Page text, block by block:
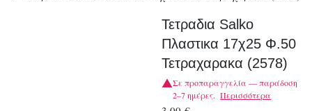
Τετραδια Salko
Πλαστικα 17χ25 Φ.50
Τετραχαρακα (2578)
Σε προπαραγγελία — παράδοση
2–7 ημέρες. Περισσότερα